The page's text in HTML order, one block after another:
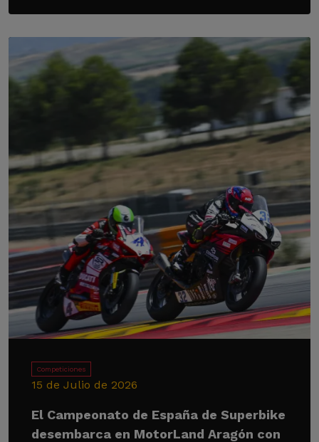
Competiciones
15 de Julio de 2026
El Campeonato de España de Superbike
desembarca en MotorLand Aragón con